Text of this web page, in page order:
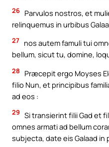
26 Parvulos nostros, et
relinquemus in urbibus
27 nos autem famuli tui
bellum, sicut tu, domine,
28
Præcepit ergo Moyses
filio Nun, et principibus
ad eos :
29 Si transierint filii Gad et
omnes armati ad bellum
subjecta, date eis Galaad in